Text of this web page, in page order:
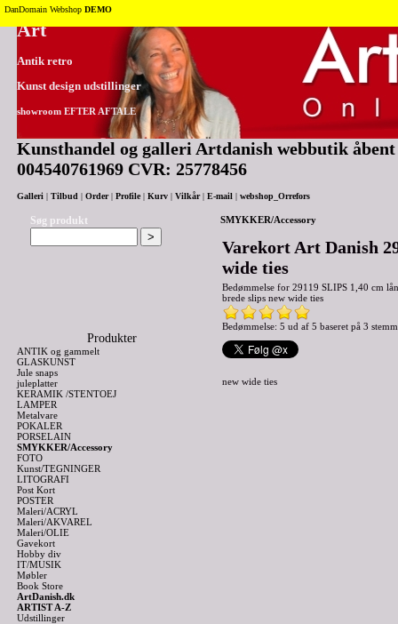
Tilbage til toppen
Art
Antik retro
Kunst design udstillinger
showroom EFTER AFTALE
Kunsthandel og galleri Artdanish webbutik
004540761969 CVR: 25778456
Galleri Tilbud Order| Profile| Kurv Vilkår| E-mail webshop_Orrefors
Søg produkt
Produkter
ANTIK og gammelt
GLASKUNST
Jule snaps
juleplatter
KERAMIK /STENTOEJ
LAMPER
Metalvare
POKALER
PORSELAIN
SMYKKER/Accessory
FOTO
Kunst/TEGNINGER
LITOGRAFI
Post Kort
POSTER
Maleri/ACRYL
Maleri/AKVAREL
Maleri/OLIE
Gavekort
Hobby div
IT/MUSIK
Møbler
Book Store
ArtDanish.dk
ARTIST A-Z
Udstillinger
SMYKKER/Accessory
Varekort Art Danish
wide ties
Bedømmelse for 29119 SLIPS 1,40 cm
brede slips new wide ties
Bedømmelse: 5 ud af 5 baseret på 3
new wide ties
DanDomain Webshop DEMO